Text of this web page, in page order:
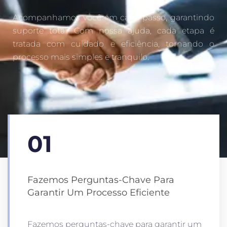
Acompanhamos você em cada passo, garantindo
suporte total. Com nossa ajuda, cada etapa é
tratada com cuidado e eficiência, tornando o
processo mais simples e tranquilo.
01
Fazemos Perguntas-Chave Para
Garantir Um Processo Eficiente
Fazemos perguntas-chave para garantir um